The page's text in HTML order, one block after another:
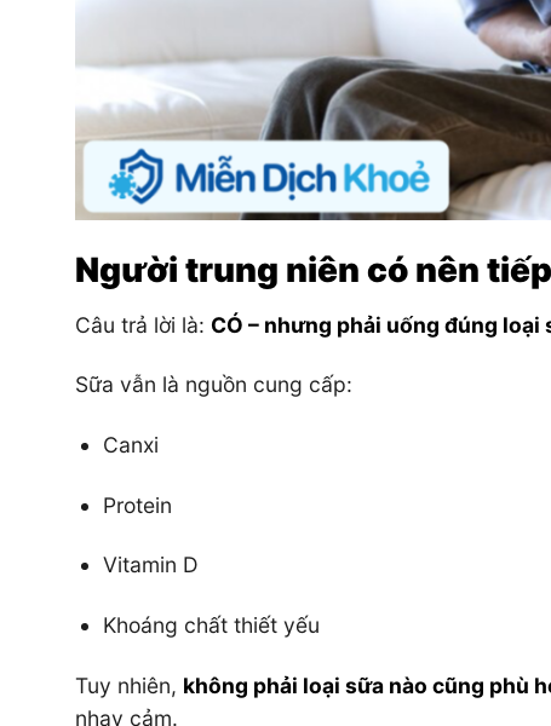
Người trung niên có nên
Câu trả lời là: CÓ – nhưng phải uống đúng loại
Sữa vẫn là nguồn cung cấp:
Canxi
Protein
Vitamin D
Khoáng chất thiết yếu
Tuy nhiên, không phải loại sữa nào cũng phù
nhạy cảm.